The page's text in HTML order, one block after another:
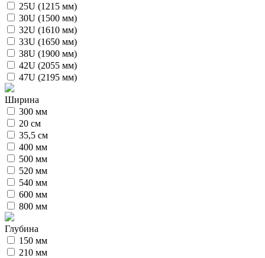
25U (1215 мм)
30U (1500 мм)
32U (1610 мм)
33U (1650 мм)
38U (1900 мм)
42U (2055 мм)
47U (2195 мм)
Ширина
300 мм
20 см
35,5 см
400 мм
500 мм
520 мм
540 мм
600 мм
800 мм
Глубина
150 мм
210 мм